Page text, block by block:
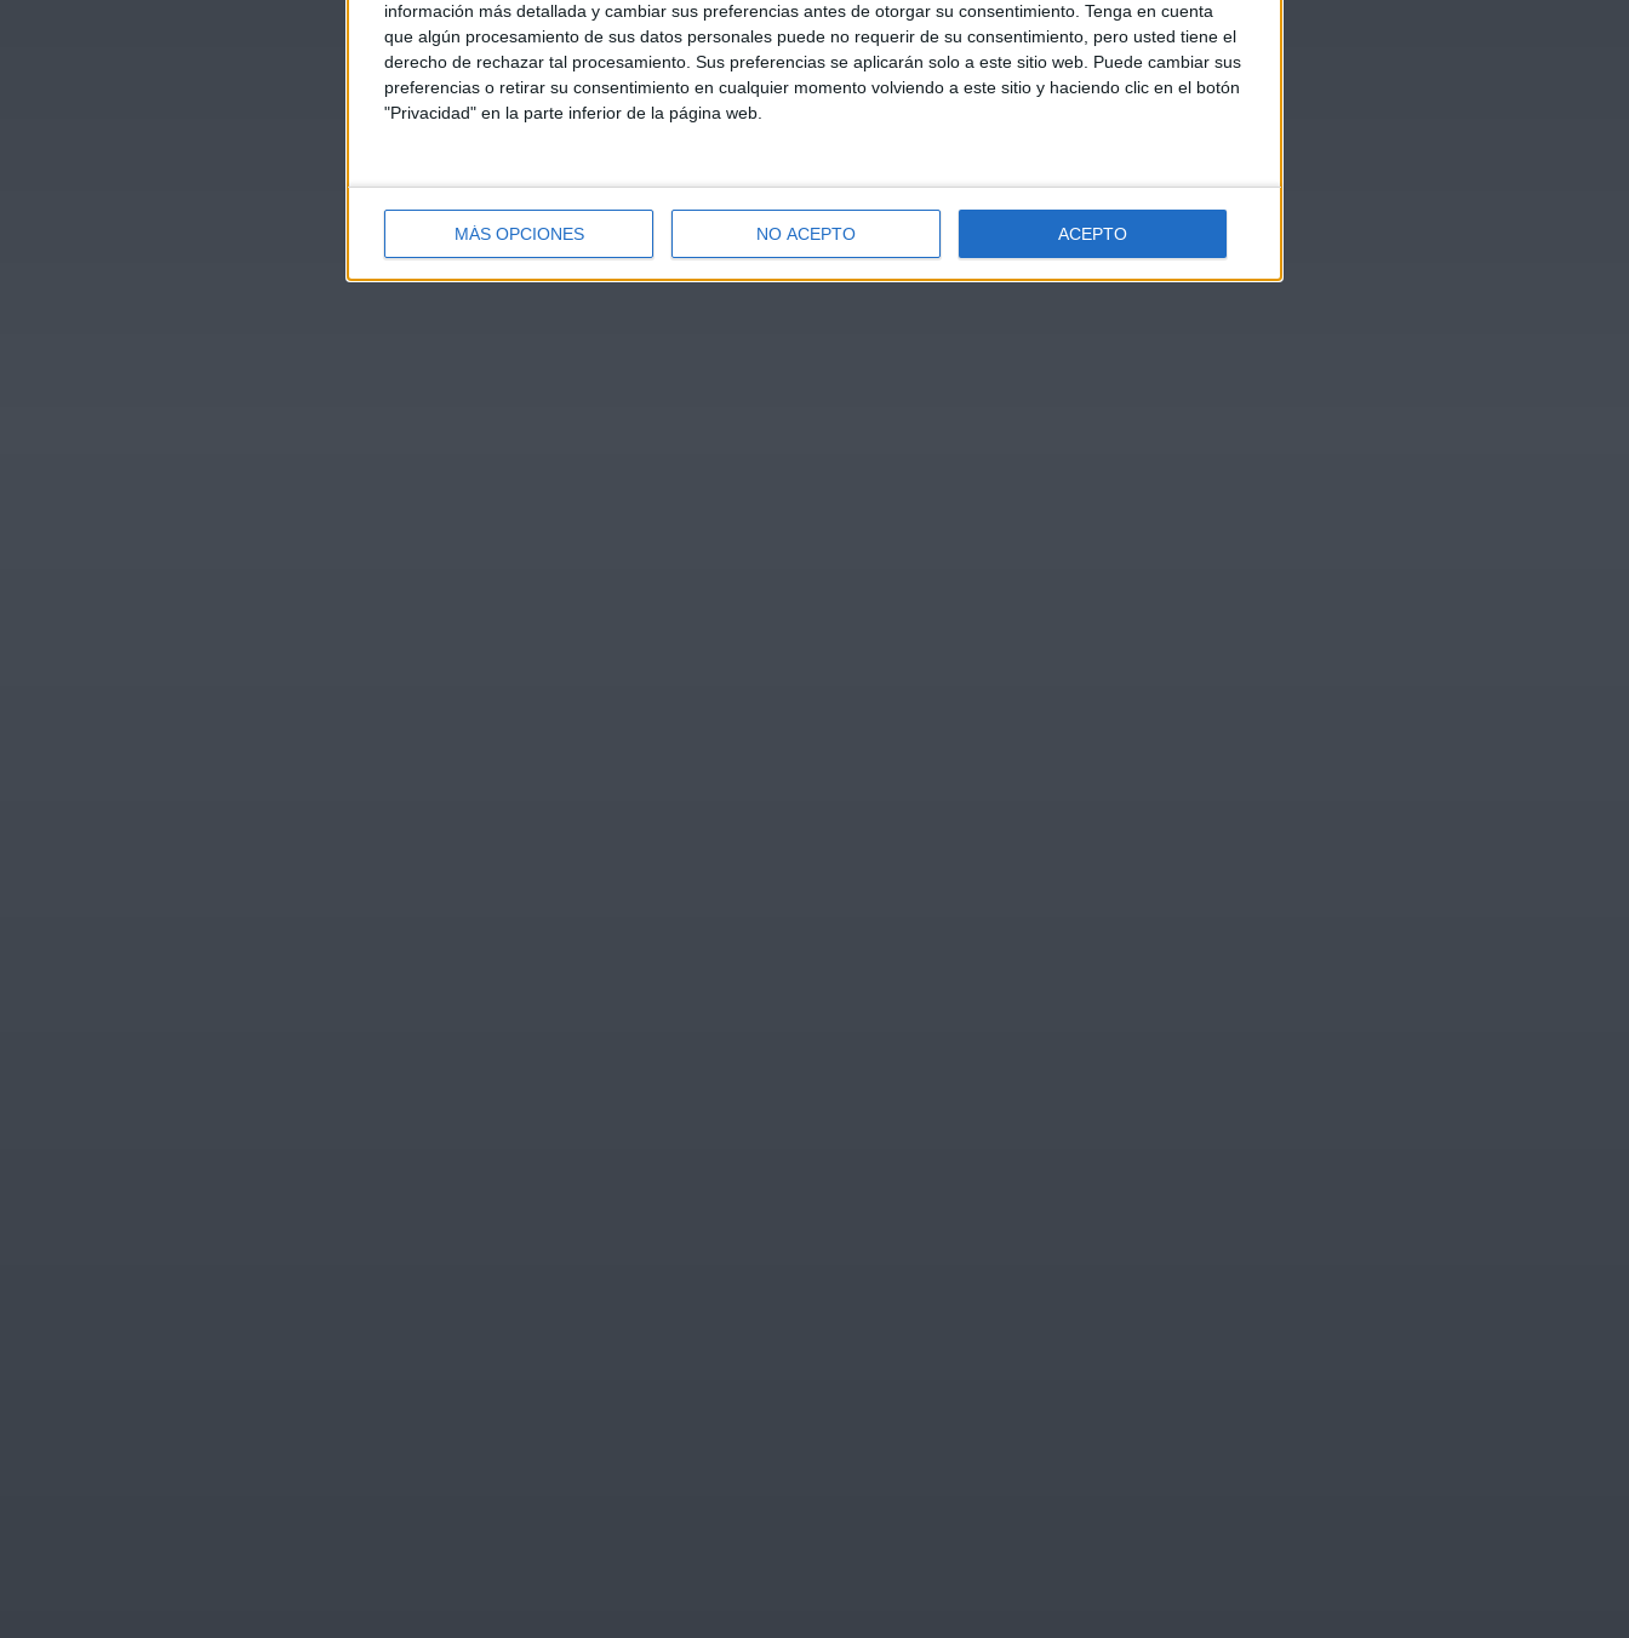
información más detallada y cambiar sus preferencias antes de otorgar su consentimiento. Tenga en cuenta
que algún procesamiento de sus datos personales puede no requerir de su consentimiento, pero usted tiene el
derecho de rechazar tal procesamiento. Sus preferencias se aplicarán solo a este sitio web. Puede cambiar sus
preferencias o retirar su consentimiento en cualquier momento volviendo a este sitio y haciendo clic en el botón
"Privacidad" en la parte inferior de la página web.
MÁS OPCIONES NO ACEPTO ACEPTO